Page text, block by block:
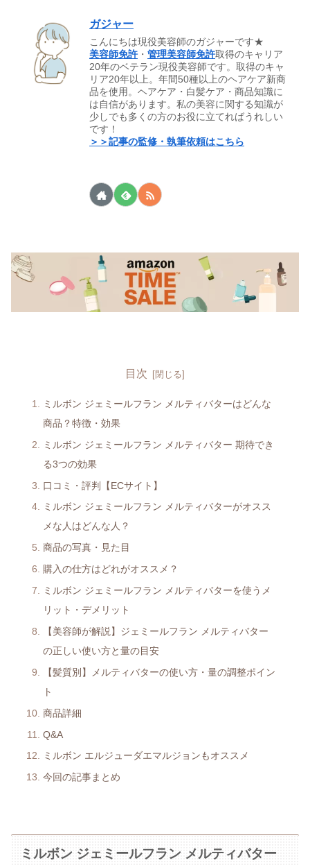
ガジャー
こんにちは現役美容師のガジャーです★
美容師免許 ・管理美容師免許取得のキャリア
20年のベテラン現役美容師です。取得のキャ
リア20年以上。年間50種以上のヘアケア新商
品を使用。ヘアケア・白髪ケア・商品知識に
は自信があります。私の美容に関する知識が
少しでも多くの方のお役に立てればうれしい
です！
＞＞記事の監修・執筆依頼はこちら
目次
ミルボン ジェミールフラン メルティバターはどんな
商品？特徴・効果
ミルボン ジェミールフラン メルティバター 期待でき
る3つの効果
口コミ・評判【ECサイト】
ミルボン ジェミールフラン メルティバターがオスス
メな人はどんな人？
商品の写真・見た目
購入の仕方はどれがオススメ？
ミルボン ジェミールフラン メルティバターを使うメ
リット・デメリット
【美容師が解説】ジェミールフラン メルティバター
の正しい使い方と量の目安
【髪質別】メルティバターの使い方・量の調整ポイン
ト
商品詳細
Q&A
ミルボン エルジューダエマルジョンもオススメ
今回の記事まとめ
ミルボン ジェミールフラン メルティバター